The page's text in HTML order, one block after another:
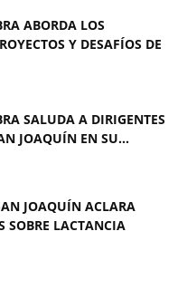
ABORDA LOS
Y DESAFÍOS DE
SALUDA A DIRIGENTES
JOAQUÍN EN SU...
JOAQUÍN ACLARA
SOBRE LACTANCIA